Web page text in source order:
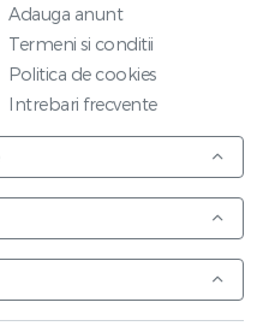
Adauga anunt
Termeni si conditii
Politica de cookies
Intrebari frecvente